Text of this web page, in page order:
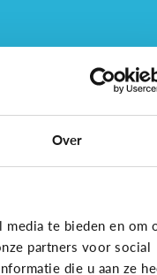
Over
te bieden en om
partners voor social
die u aan ze
in een